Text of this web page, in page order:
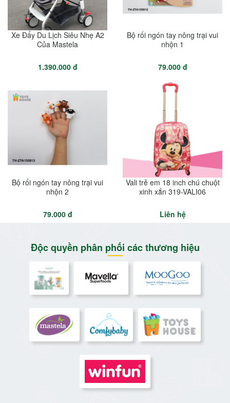
Xe Đẩy Du Lịch Siêu Nhẹ A2
Của Mastela
1.390.000 đ
Bộ rối ngón tay nông trại vui
nhộn 1
79.000 đ
Bộ rối ngón tay nông trại vui
nhộn 2
79.000 đ
Vali trẻ em 18 inch chú chuột
xinh xắn 319-VALI06
Liên hệ
Độc quyền phân phối các thương hiệu